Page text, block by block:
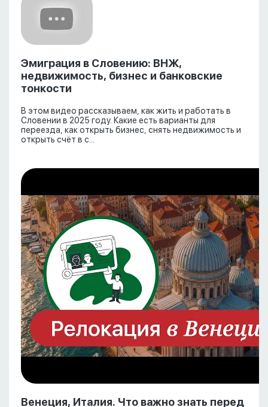
Эмиграция в Словению: ВНЖ,
недвижимость, бизнес и банковские
тонкости
В этом видео рассказываем, как жить и работать в
Словении в 2025 году. Какие есть варианты для
переезда, как открыть бизнес, снять недвижимость и
открыть счёт в с...
Венеция, Италия. Что важно знать перед